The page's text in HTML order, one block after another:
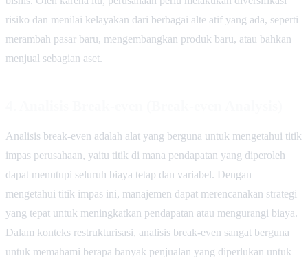
risiko dan menilai kelayakan dari berbagai alte atif yang ada, seperti
merambah pasar baru, mengembangkan produk baru, atau bahkan
menjual sebagian aset.
Analisis break-even adalah alat yang berguna untuk mengetahui titik
impas perusahaan, yaitu titik di mana pendapatan yang diperoleh
dapat menutupi seluruh biaya tetap dan variabel. Dengan
mengetahui titik impas ini, manajemen dapat merencanakan strategi
yang tepat untuk meningkatkan pendapatan atau mengurangi biaya.
Dalam konteks restrukturisasi, analisis break-even sangat berguna
untuk memahami berapa banyak penjualan yang diperlukan untuk